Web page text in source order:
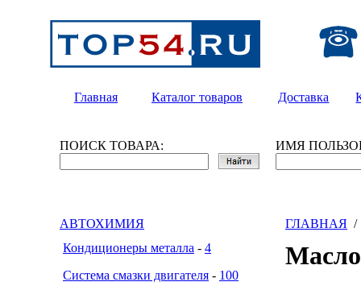
Главная Каталог товаров Доставка
ПОИСК ТОВАРА: ИМЯ
АВТОХИМИЯ
Кондиционеры металла - 4
Система смазки двигателя - 100
ГЛАВНАЯ